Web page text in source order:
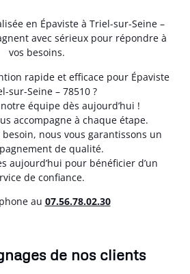
en Épaviste à Triel-sur-Seine –
avec sérieux pour répondre à
vos besoins.
rapide et efficace pour Épaviste
sur-Seine – 78510 ?
équipe dès aujourd’hui !
accompagne à chaque étape.
nous vous garantissons un
de qualité.
aujourd’hui pour bénéficier d’un
de confiance.
au 07.56.78.02.30
de nos clients